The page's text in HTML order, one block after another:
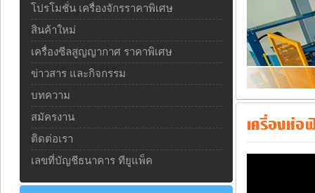
เครื่องห่อ
โปรโมชั่น เครื่องจักรราคาพิเศษ
สินค้าใหม่
เครื่องซีลสูญญากาศ ราคาพิเศษ
ข่าวสาร และกิจกรรม
บทความ
สมัครงาน
ติดต่อเรา
เลขที่บัญชีธนาคาร ทียูแพ็ค